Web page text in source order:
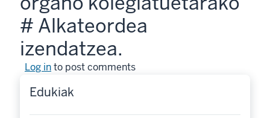
# Alkateordea
izendatzea.
Log into post comments
Edukiak